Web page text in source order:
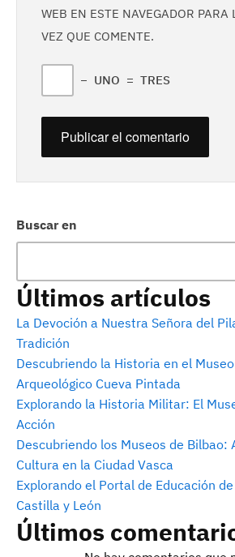
Buscar en
Últimos artículos
La Devoción a Nuestra Señora del
Tradición
Descubriendo la Historia en el
Arqueológico Cueva Pintada
Explorando la Historia Militar: El
Acción
Descubriendo los Museos de Bilbao:
Cultura en la Ciudad Vasca
Explorando el Portal de Educación
Castilla y León
Últimos
WEB EN ESTE NAVEGADOR PARA
VEZ QUE COMENTE.
− UNO = TRES